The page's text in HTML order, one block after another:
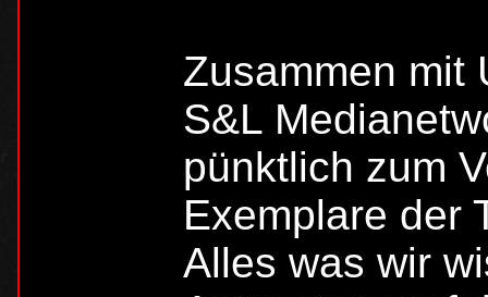
Zusammen mit
S&L
pünktlich zum
Exemplare der
Alles was wir